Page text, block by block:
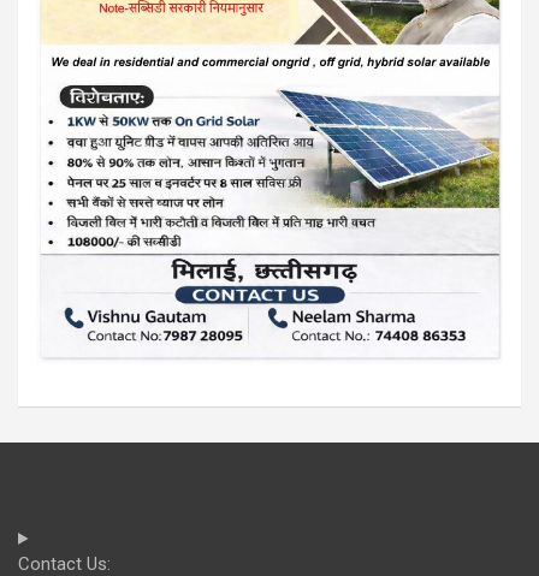
Contact Us: